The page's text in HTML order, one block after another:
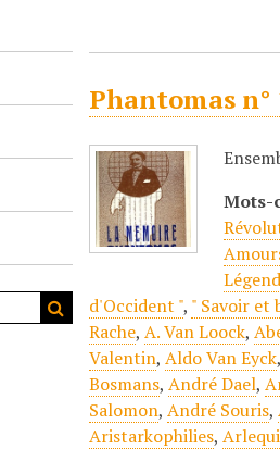
Phantomas
Mots-
d'Occident ", " Savoir et
Rache,A. Van Loock,
Valentin,Aldo Van Eyck
Bosmans,André Dael,
Salomon,André Souris,
Aristarkophilies,